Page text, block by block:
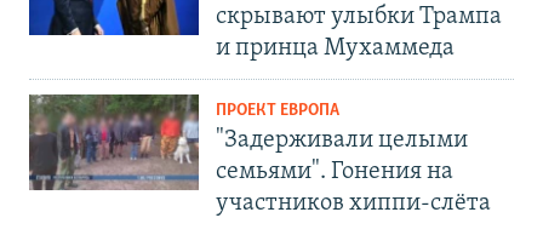
скрывают улыбки Трампа
и принца Мухаммеда
ПРОЕКТ ЕВРОПА
"Задерживали целыми
семьями". Гонения на
участников хиппи-слёта